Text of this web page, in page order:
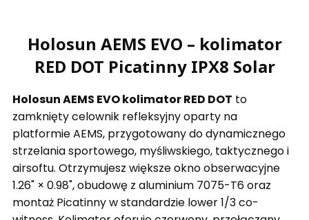
Holosun AEMS EVO – kolimator
RED DOT Picatinny IPX8 Solar
Holosun AEMS EVO kolimator RED DOT to
zamknięty celownik refleksyjny oparty na
platformie AEMS, przygotowany do dynamicznego
strzelania sportowego, myśliwskiego, taktycznego i
airsoftu. Otrzymujesz większe okno obserwacyjne
1.26" × 0.98", obudowę z aluminium 7075-T6 oraz
montaż Picatinny w standardzie lower 1/3 co-